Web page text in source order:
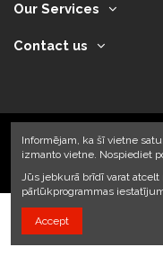
Our Services
Contact us
Informējam, ka šī vietne
izmanto vietne. Nospiediet
Jūs jebkurā brīdī varat
pārlūkprogrammas
Accept